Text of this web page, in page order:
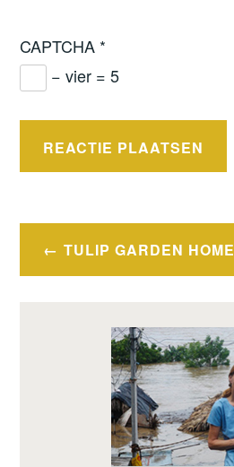
CAPTCHA *
− vier = 5
Bericht
navigatie
TULIP GARDEN HOME